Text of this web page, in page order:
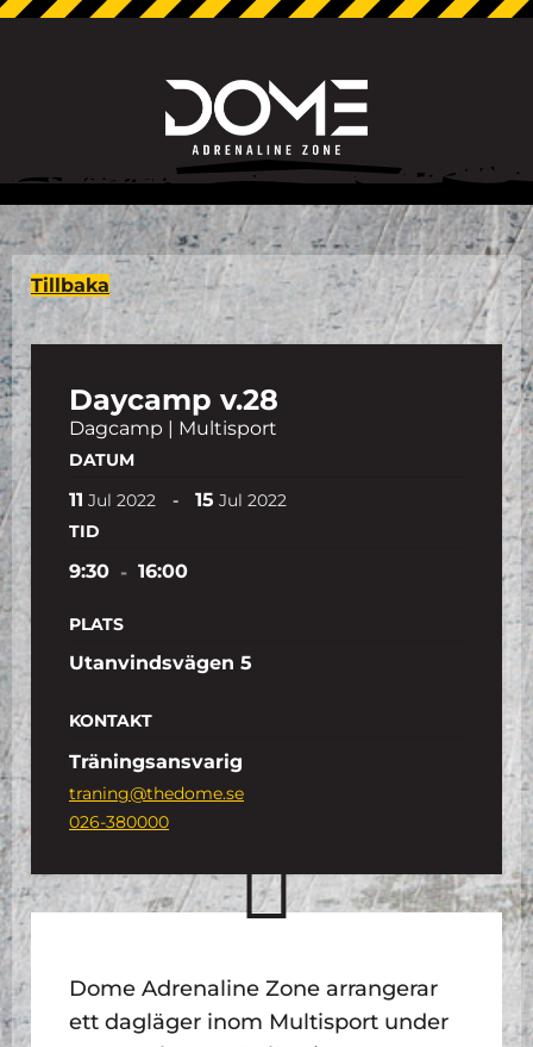
Tillbaka
Daycamp v.28
Dagcamp | Multisport
DATUM
11 Jul 2022 - 15 Jul 2022
TID
9:30 - 16:00
PLATS
Utanvindsvägen 5
KONTAKT
Träningsansvarig
traning@thedome.se
026-380000
Dome Adrenaline Zone arrangerar
ett dagläger inom Multisport under